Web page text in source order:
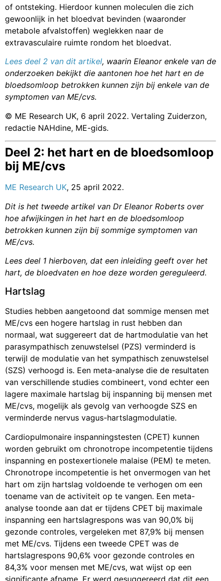
of ontsteking. Hierdoor kunnen moleculen die zich
gewoonlijk in het bloedvat bevinden (waaronder
metabole afvalstoffen) weglekken naar de
extravasculaire ruimte rondom het bloedvat.
Lees deel 2 van dit artikel, waarin Eleanor enkele van de
onderzoeken bekijkt die aantonen hoe het hart en de
bloedsomloop betrokken kunnen zijn bij enkele van de
symptomen van ME/cvs.
© ME Research UK, 6 april 2022. Vertaling Zuiderzon,
redactie NAHdine, ME-gids.
Deel 2: het hart en de bloedsomloop
bij ME/cvs
ME Research UK, 25 april 2022.
Dit is het tweede artikel van Dr Eleanor Roberts over
hoe afwijkingen in het hart en de bloedsomloop
betrokken kunnen zijn bij sommige symptomen van
ME/cvs.
Lees deel 1 hierboven, dat een inleiding geeft over het
hart, de bloedvaten en hoe deze worden gereguleerd.
Hartslag
Studies hebben aangetoond dat sommige mensen met
ME/cvs een hogere hartslag in rust hebben dan
normaal, wat suggereert dat de hartmodulatie van het
parasympathisch zenuwstelsel (PZS) verminderd is
terwijl de modulatie van het sympathisch zenuwstelsel
(SZS) verhoogd is. Een meta-analyse die de resultaten
van verschillende studies combineert, vond echter een
lagere maximale hartslag bij inspanning bij mensen met
ME/cvs, mogelijk als gevolg van verhoogde SZS en
verminderde nervus vagus-hartslagmodulatie.
Cardiopulmonaire inspanningstesten (CPET) kunnen
worden gebruikt om chronotrope incompetentie tijdens
inspanning en postexertionele malaise (PEM) te meten.
Chronotrope incompetentie is het onvermogen van het
hart om zijn hartslag voldoende te verhogen om een
toename van de activiteit op te vangen. Een meta-
analyse toonde aan dat er tijdens CPET bij maximale
inspanning een hartslagrespons was van 90,0% bij
gezonde controles, vergeleken met 87,9% bij mensen
met ME/cvs. Tijdens een tweede CPET was de
hartslagrespons 90,6% voor gezonde controles en
84,3% voor mensen met ME/cvs, wat wijst op een
significante afname. Er werd gesuggereerd dat dit een